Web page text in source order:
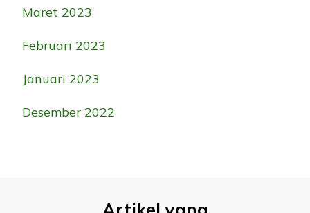
Maret 2023
Februari 2023
Januari 2023
Desember 2022